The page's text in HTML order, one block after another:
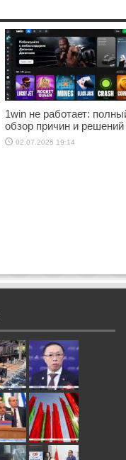
1win не работает:
обзор причин и решений
02.07.2026 19:14